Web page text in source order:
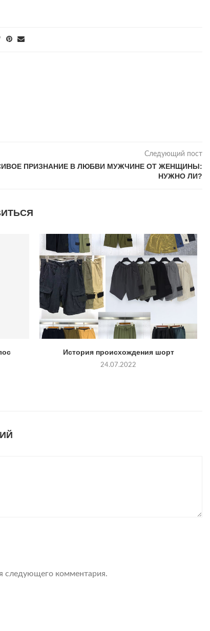
Следующий пост
ПРИЗНАНИЕ В ЛЮБВИ МУЖЧИНЕ ОТ ЖЕНЩИНЫ:
НУЖНО ЛИ?
История происхождения шорт
24.07.2022
следующего комментария.